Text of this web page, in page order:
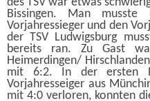
des TSV war etwas
Bissingen. Man
Vorjahressieger und den
der TSV Ludwigsburg
bereits ran. Zu Gast
Heimerdingen/
mit 6:2. In der ersten
Vorjahresseiger aus
mit 4:0 verloren, konnten